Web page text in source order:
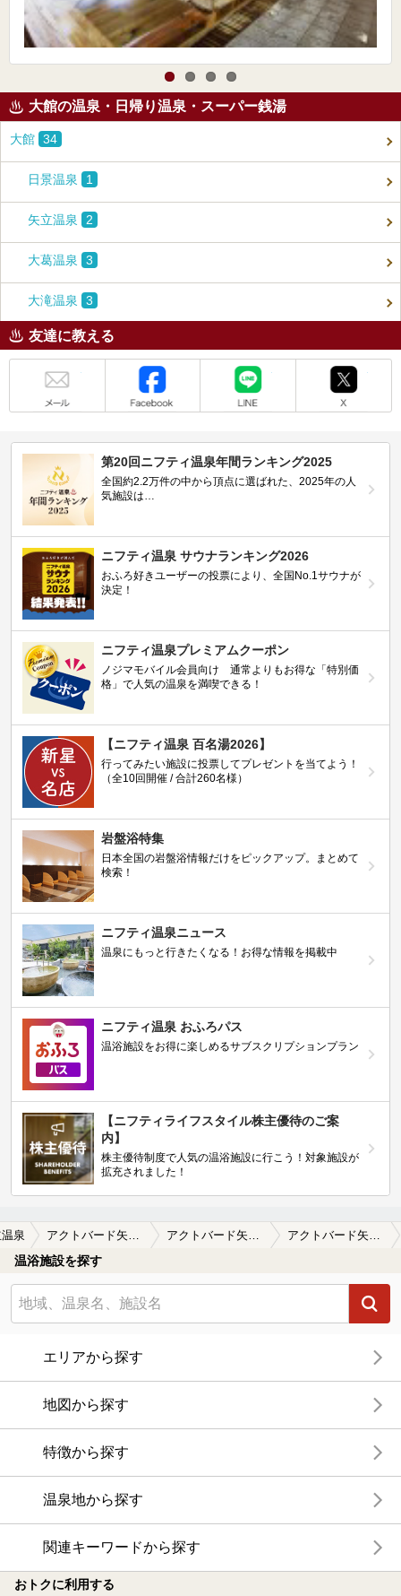
大館の温泉・日帰り温泉・スーパー銭湯
大館 34
日景温泉 1
矢立温泉 2
大葛温泉 3
大滝温泉 3
友達に教える
第20回ニフティ温泉年間ランキング2025
全国約2.2万件の中から頂点に選ばれた、2025年の人
気施設は…
ニフティ温泉 サウナランキング2026
おふろ好きユーザーの投票により、全国No.1サウナが
決定！
ニフティ温泉プレミアムクーポン
ノジマモバイル会員向け 通常よりもお得な「特別価
格」で人気の温泉を満喫できる！
【ニフティ温泉 百名湯2026】
行ってみたい施設に投票してプレゼントを当てよう！
（全10回開催 / 合計260名様）
岩盤浴特集
日本全国の岩盤浴情報だけをピックアップ。まとめて
検索！
ニフティ温泉ニュース
温泉にもっと行きたくなる！お得な情報を掲載中
ニフティ温泉 おふろパス
温浴施設をお得に楽しめるサブスクリプションプラン
【ニフティライフスタイル株主優待のご案
内】
株主優待制度で人気の温浴施設に行こう！対象施設が
拡充されました！
泉 アクトバード矢立温泉 （閉館しました） アクトバード矢立温泉 （閉館しました）の口コミ一覧 アクトバード矢立温泉 （閉館しました）の口コミ 休業中（廃墟のようになっていました）
温浴施設を探す
エリアから探す
地図から探す
特徴から探す
温泉地から探す
関連キーワードから探す
おトクに利用する